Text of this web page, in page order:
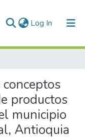
Log In (current)
productos
municipio
Antioquia